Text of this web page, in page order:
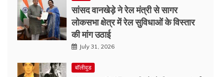
सांसद वानखेड़े ने रेल मंत्री से सागर
लोकसभा क्षेत्र में रेल सुविधाओं के विस्तार
की मांग उठाई
July 31, 2026
बॉलीवुड